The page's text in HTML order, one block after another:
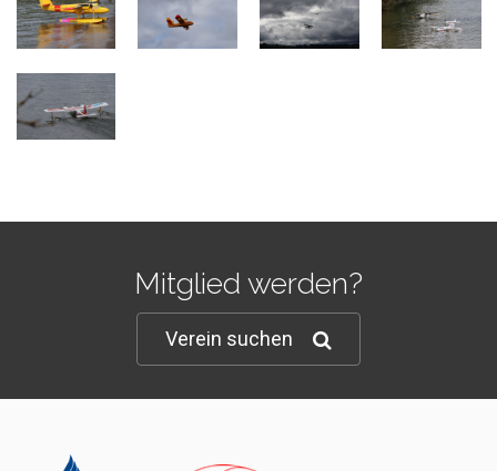
Mitglied werden?
Verein suchen